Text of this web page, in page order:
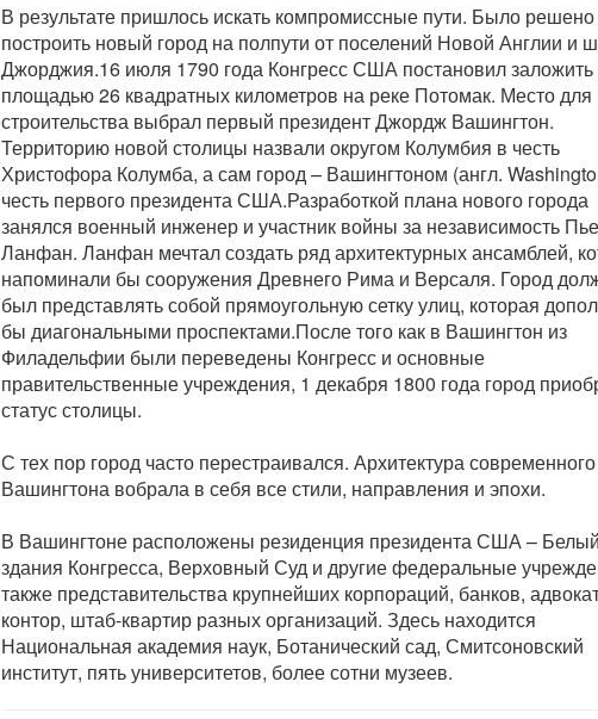
В результате пришлось искать компромиссные пути. Было решено
построить новый город на полпути от поселений Новой Англии и
Джорджия.16 июля 1790 года Конгресс США постановил заложить
площадью 26 квадратных километров на реке Потомак. Место для
строительства выбрал первый президент Джордж Вашингтон.
Территорию новой столицы назвали округом Колумбия в честь
Христофора Колумба, а сам город – Вашингтоном (англ.
честь первого президента США.Разработкой плана нового города
занялся военный инженер и участник войны за независимость
Ланфан. Ланфан мечтал создать ряд архитектурных ансамблей,
напоминали бы сооружения Древнего Рима и Версаля. Город
был представлять собой прямоугольную сетку улиц, которая
бы диагональными проспектами.После того как в Вашингтон из
Филадельфии были переведены Конгресс и основные
правительственные учреждения, 1 декабря 1800 года город
статус столицы.
С тех пор город часто перестраивался. Архитектура современного
Вашингтона вобрала в себя все стили, направления и эпохи.
В Вашингтоне расположены резиденция президента США –
здания Конгресса, Верховный Суд и другие федеральные
также представительства крупнейших корпораций, банков,
контор, штаб-квартир разных организаций. Здесь находится
Национальная академия наук, Ботанический сад, Смитсоновский
институт, пять университетов, более сотни музеев.